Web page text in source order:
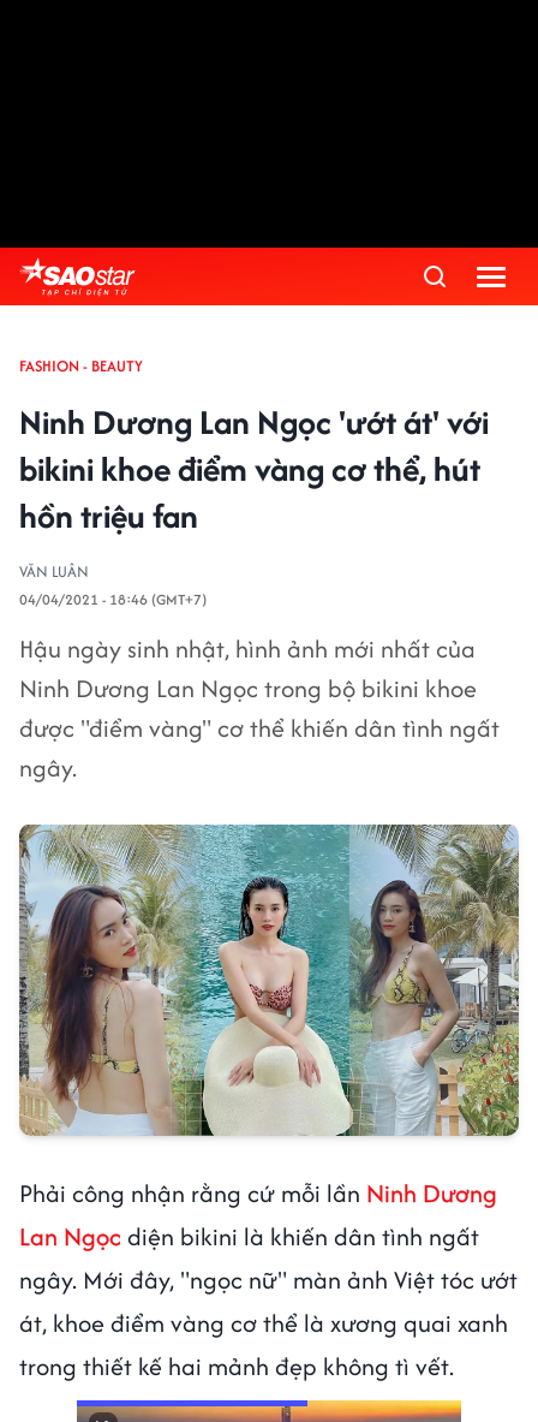
FASHION - BEAUTY
Ninh Dương Lan Ngọc 'ướt át' với
bikini khoe điểm vàng cơ thể, hút
hồn triệu fan
VĂN LUÂN
04/04/2021 - 18:46 (GMT+7)
Hậu ngày sinh nhật, hình ảnh mới nhất của
Ninh Dương Lan Ngọc trong bộ bikini khoe
được "điểm vàng" cơ thể khiến dân tình ngất
ngây.
Phải công nhận rằng cứ mỗi lần Ninh Dương
Lan Ngọcdiện bikini là khiến dân tình ngất
ngây. Mới đây, "ngọc nữ" màn ảnh Việt tóc ướt
át, khoe điểm vàng cơ thể là xương quai xanh
trong thiết kế hai mảnh đẹp không tì vết.